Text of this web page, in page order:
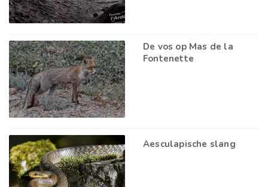
De vos op Mas de la
Fontenette
Aesculapische slang